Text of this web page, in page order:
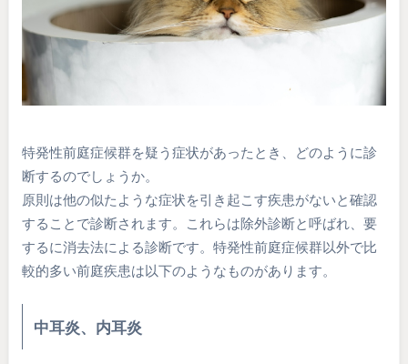
特発性前庭症候群を疑う症状があったとき、どのように診
断するのでしょうか。
原則は他の似たような症状を引き起こす疾患がないと確認
することで診断されます。これらは除外診断と呼ばれ、要
するに消去法による診断です。特発性前庭症候群以外で比
較的多い前庭疾患は以下のようなものがあります。
中耳炎、内耳炎